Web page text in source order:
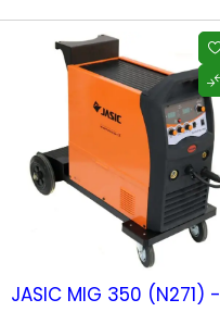
JASIC MIG 350 (N271) -